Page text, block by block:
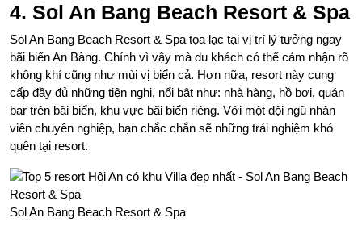
4. Sol An Bang Beach Resort & Spa
Sol An Bang Beach Resort & Spa tọa lạc tại vị trí lý tưởng ngay
bãi biển An Bàng. Chính vì vậy mà du khách có thể cảm nhận rõ
không khí cũng như mùi vị biển cả. Hơn nữa, resort này cung
cấp đầy đủ những tiện nghi, nổi bật như: nhà hàng, hồ bơi, quán
bar trên bãi biển, khu vực bãi biển riêng. Với một đội ngũ nhân
viên chuyên nghiệp, bạn chắc chắn sẽ những trải nghiệm khó
quên tại resort.
Sol An Bang Beach Resort & Spa